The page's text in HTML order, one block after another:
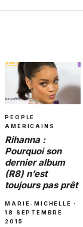
PEOPLE
AMÉRICAINS
Rihanna :
Pourquoi son
dernier album
(R8) n’est
toujours pas prêt
MARIE-MICHELLE ·
18 SEPTEMBRE
2015